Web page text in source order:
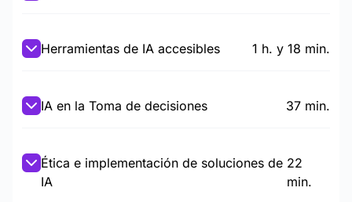
Herramientas de IA accesibles 1 h. y 18 min.
IA en la Toma de decisiones 37 min.
Ética e implementación de soluciones de
IA
22
min.